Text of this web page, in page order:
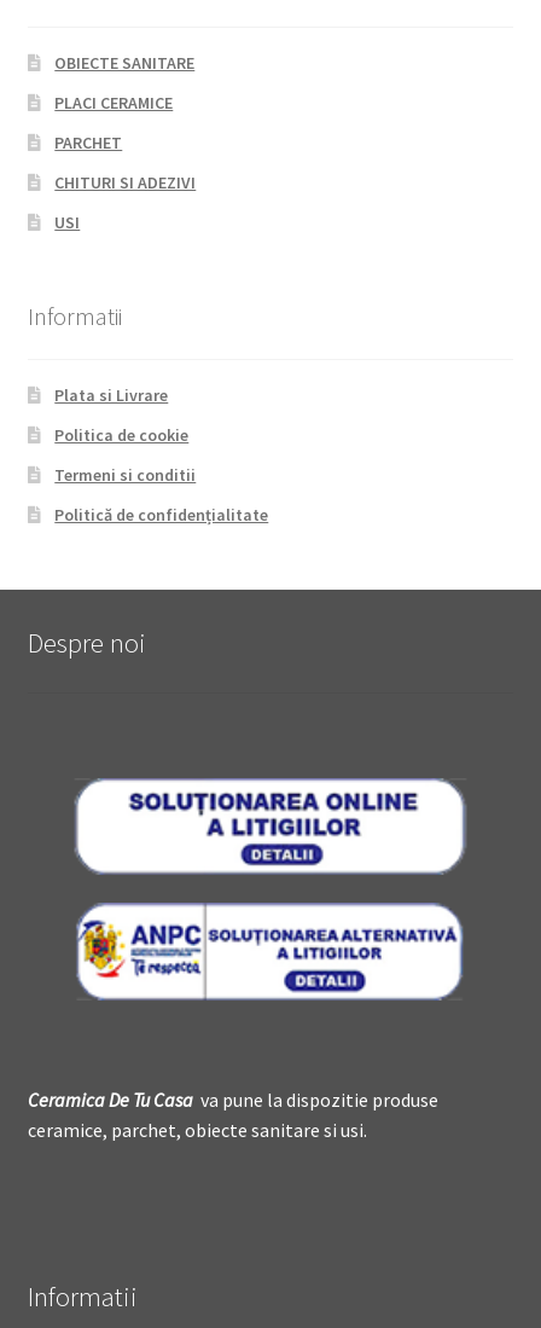
OBIECTE SANITARE
PLACI CERAMICE
PARCHET
CHITURI SI ADEZIVI
USI
Informatii
Plata si Livrare
Politica de cookie
Termeni si conditii
Politică de confidențialitate
Despre noi
Ceramica DeTu Casava pune la dispozitie produse
ceramice, parchet, obiecte sanitare si usi.
Informatii